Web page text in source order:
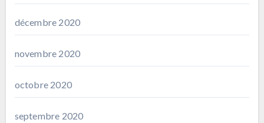
décembre 2020
novembre 2020
octobre 2020
septembre 2020